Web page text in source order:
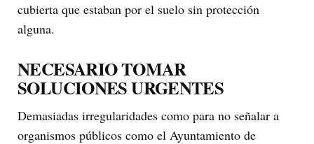
cubierta que estaban por el suelo sin protección
alguna.
NECESARIO TOMAR
SOLUCIONES URGENTES
Demasiadas irregularidades como para no señalar a
organismos públicos como el Ayuntamiento de